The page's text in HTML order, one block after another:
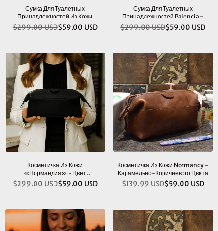
Сумка Для Туалетных
Принадлежностей Из Кожи
Manresa, Карамельно-
Коричневого Цвета
Обычная
$299.00 USD$59.00 USD
Сумка Для Туалетных
Принадлежностей Palencia -
Королевский Синий
Обычная
$299.00 USD$59.00 USD
Косметичка Из Кожи
«Нормандия» - Цвет
«вороновый»
Обычная
$299.00 USD$59.00 USD
Косметичка Из Кожи Normandy -
Карамельно-Коричневого Цвета
Обычная
$139.99 USD$59.00 USD